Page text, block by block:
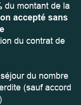
du montant de la
accepté sans
du contrat de
du nombre
(sauf accord